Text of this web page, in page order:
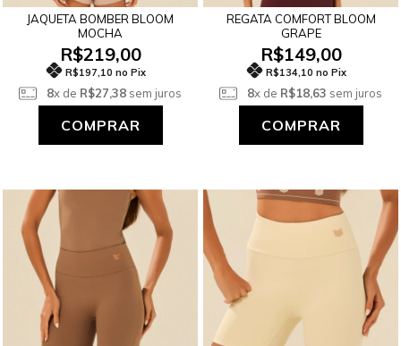
JAQUETA BOMBER BLOOM
MOCHA
R$219,00
R$197,10 no Pix
8x de R$27,38sem juros
COMPRAR
REGATA COMFORT BLOOM
GRAPE
R$149,00
R$134,10 no Pix
8x de R$18,63 sem juros
COMPRAR